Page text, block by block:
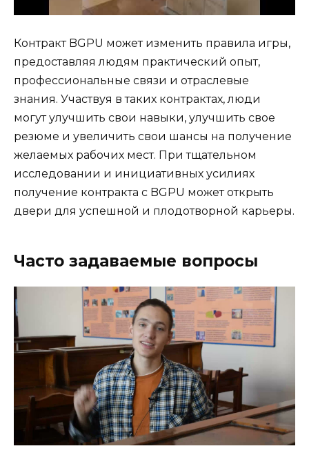
Контракт BGPU может изменить правила игры,
предоставляя людям практический опыт,
профессиональные связи и отраслевые
знания. Участвуя в таких контрактах, люди
могут улучшить свои навыки, улучшить свое
резюме и увеличить свои шансы на получение
желаемых рабочих мест. При тщательном
исследовании и инициативных усилиях
получение контракта с BGPU может открыть
двери для успешной и плодотворной карьеры.
Часто задаваемые вопросы